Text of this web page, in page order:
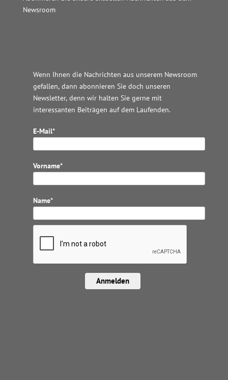
Newsroom
Wenn Ihnen die Nachrichten aus unserem Newsroom
gefallen, dann abonnieren Sie doch unseren
Newsletter, denn wir halten Sie gerne mit
interessanten Beiträgen auf dem Laufenden.
E-Mail*
Vorname*
Name*
Anmelden